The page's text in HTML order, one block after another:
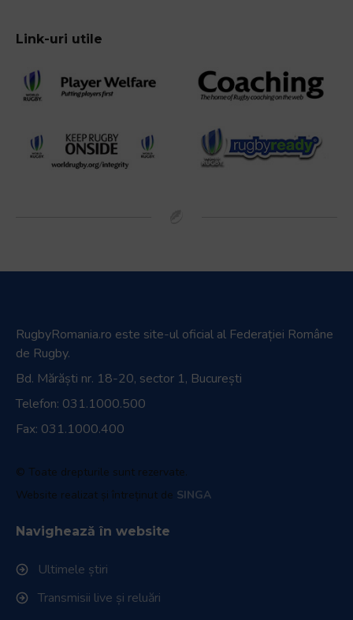
Link-uri utile
RugbyRomania.ro este site-ul oficial al Federației Române
de Rugby.
Bd. Mărăști nr. 18-20, sector 1, București
Telefon: 031.1000.500
Fax: 031.1000.400
© Toate drepturile sunt rezervate.
Website realizat și întreținut de SINGA
Navighează în website
Ultimele știri
Transmisii live și reluări